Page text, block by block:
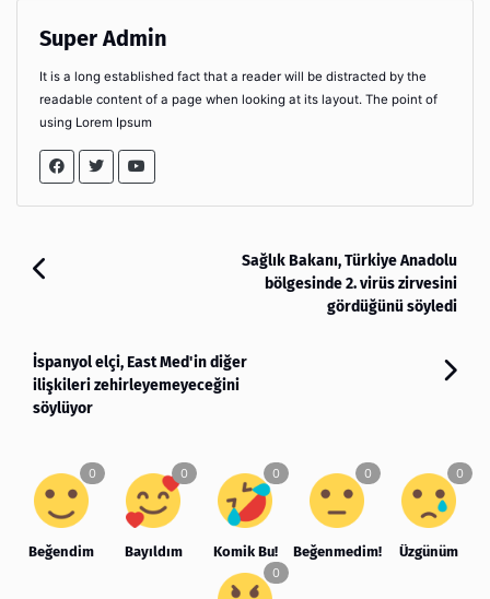
Super Admin
It is a long established fact that a reader will be distracted by the
readable content of a page when looking at its layout. The point of
using Lorem Ipsum
Sağlık Bakanı, Türkiye Anadolu
bölgesinde 2. virüs zirvesini
gördüğünü söyledi
İspanyol elçi, East Med'in diğer
ilişkileri zehirleyemeyeceğini
söylüyor
Beğendim Bayıldım Komik Bu! Beğenmedim! Üzgünüm